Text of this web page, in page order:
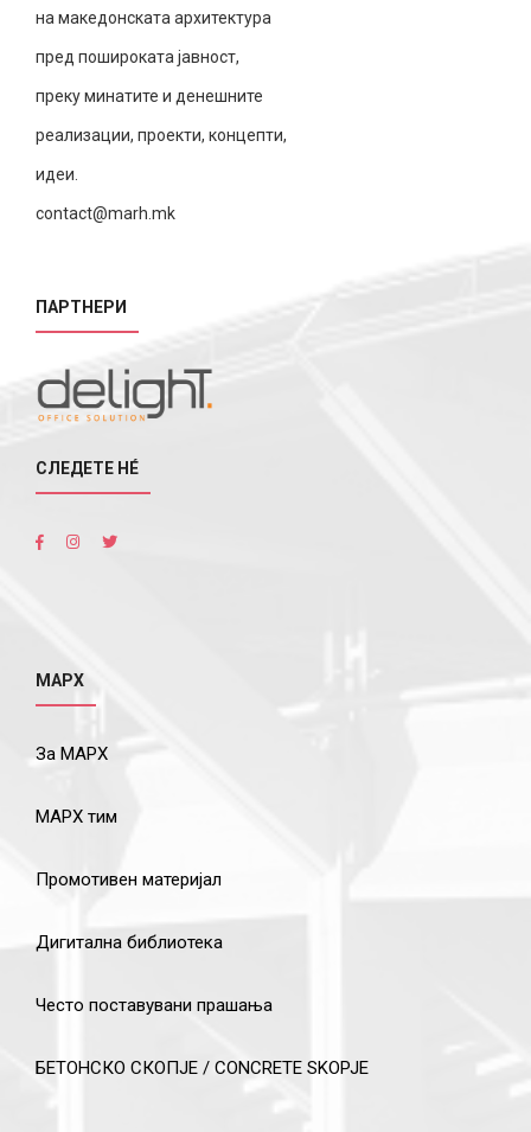
на македонската архитектура
пред пошироката јавност,
преку минатите и денешните
реализации, проекти, концепти,
идеи.
contact@marh.mk
ПАРТНЕРИ
СЛЕДЕТЕ НÉ
МАРХ
За МАРХ
МАРХ тим
Промотивен материјал
Дигитална библиотека
Често поставувани прашања
БЕТОНСКО СКОПЈЕ / CONCRETE SKOPJE